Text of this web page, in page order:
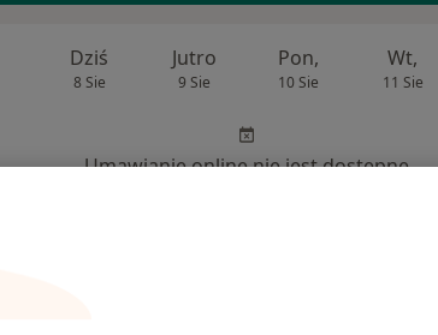
Dziś
8 Sie
Jutro
9 Sie
Pon,
10 Sie
Wt,
11 Sie
Umawianie online nie jest dostępne